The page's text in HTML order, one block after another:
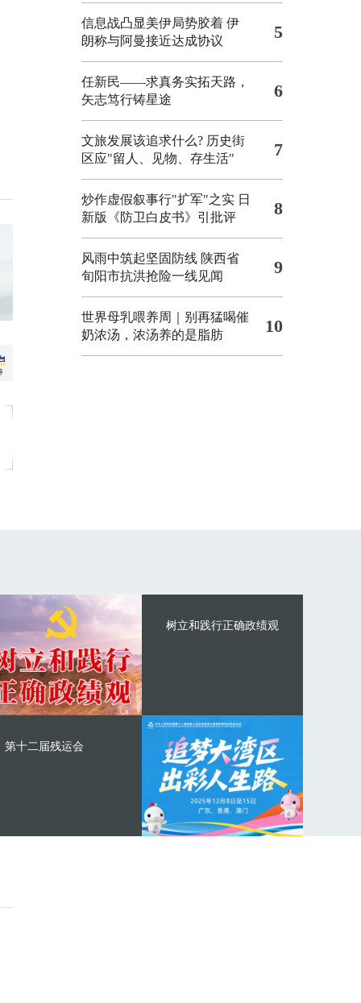
信息战凸显美伊局势胶着 伊
朗称与阿曼接近达成协议
5
任新民——求真务实拓天路，
矢志笃行铸星途
6
文旅发展该追求什么? 历史街
区应"留人、见物、存生活"
7
炒作虚假叙事行"扩军"之实 日
新版《防卫白皮书》引批评
8
风雨中筑起坚固防线 陕西省
旬阳市抗洪抢险一线见闻
9
世界母乳喂养周｜别再猛喝催
奶浓汤，浓汤养的是脂肪
10
树立和践行正确政绩观
第十二届残运会